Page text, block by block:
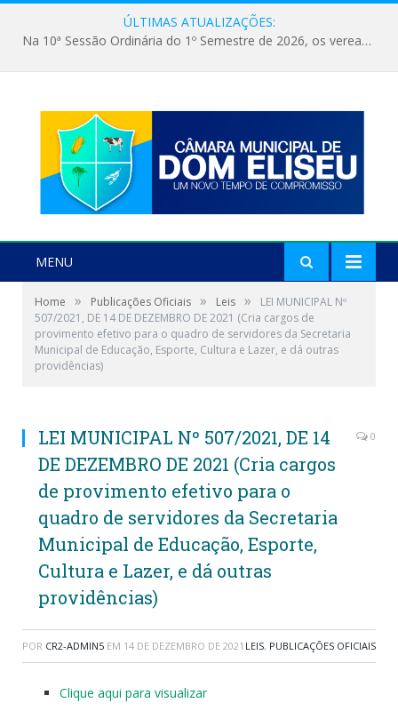
ÚLTIMAS ATUALIZAÇÕES:
Na 10ª Sessão Ordinária do 1º Semestre de 2026, os vereadores receberam a nova comandante do 51º Batalhão de Polícia Militar, a Major Alessandra Lopes Leal Bandeira. A visita institucional proporcionou a apresentação da oficial aos parlamentares e reforçou o compromisso de cooperação entre a Polícia Militar e o Poder Legislativo em prol da segurança da população.
MENU
Home » Publicações Oficiais » Leis »
LEI MUNICIPAL Nº
507/2021, DE 14 DE DEZEMBRO DE 2021 (Cria cargos de
provimento efetivo para o quadro de servidores da Secretaria
Municipal de Educação, Esporte, Cultura e Lazer, e dá outras
providências)
LEI MUNICIPAL Nº 507/2021, DE 14
DE DEZEMBRO DE 2021 (Cria cargos
de provimento efetivo para o
quadro de servidores da Secretaria
Municipal de Educação, Esporte,
Cultura e Lazer, e dá outras
providências)
0
POR CR2-ADMIN5 EM 14 DE DEZEMBRO DE 2021 LEIS, PUBLICAÇÕES OFICIAIS
Clique aqui para visualizar